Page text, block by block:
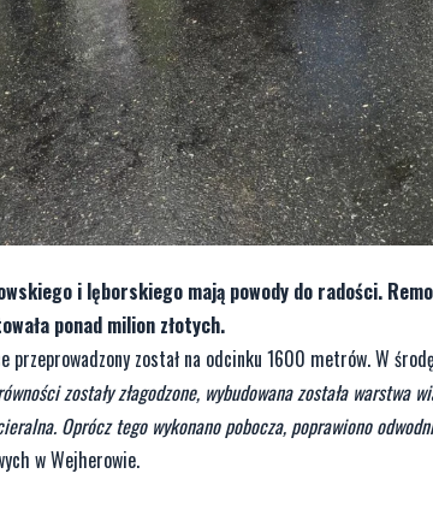
i lęborskiego mają powody do radości.
ponad milion złotych.
przeprowadzony został na odcinku 1600 metrów. W
zostały złagodzone, wybudowana została warstwa
Oprócz tego wykonano pobocza, poprawiono
w Wejherowie.